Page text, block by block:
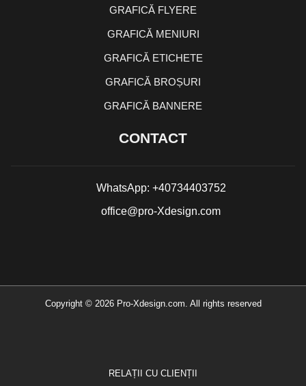
GRAFICĂ FLYERE
GRAFICĂ MENIURI
GRAFICĂ ETICHETE
GRAFICĂ BROȘURI
GRAFICĂ BANNERE
CONTACT
WhatsApp: +40734403752
office@pro-Xdesign.com
Copyright © 2026 Pro-Xdesign.com. All rights reserved
RELAȚII CU CLIENȚII